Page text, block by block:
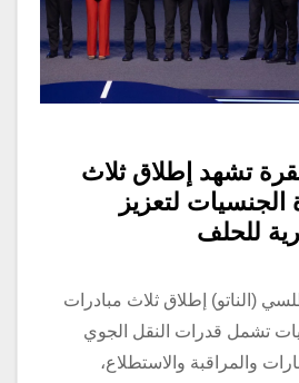
تشهد إطلاق ثلاث
لتعزيز
للحلف
(الناتو) إطلاق ثلاث مبادرات
تشمل قدرات النقل الجوي
والمراقبة والاستطلاع،